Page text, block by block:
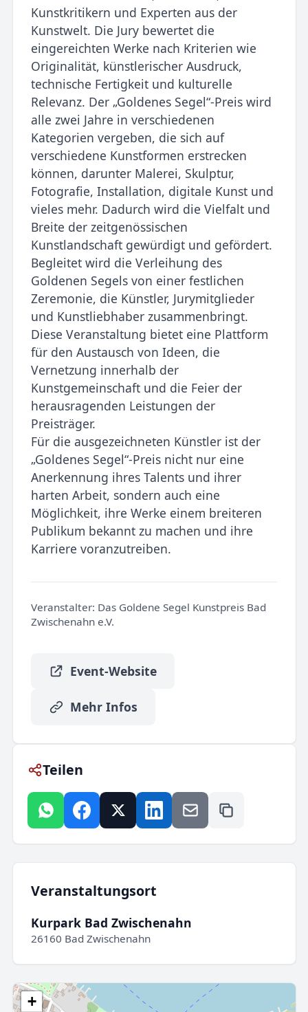
Kunstkritikern und Experten aus der
Kunstwelt. Die Jury bewertet die
eingereichten Werke nach Kriterien wie
Originalität, künstlerischer Ausdruck,
technische Fertigkeit und kulturelle
Relevanz. Der „Goldenes Segel“-Preis wird
alle zwei Jahre in verschiedenen
Kategorien vergeben, die sich auf
verschiedene Kunstformen erstrecken
können, darunter Malerei, Skulptur,
Fotografie, Installation, digitale Kunst und
vieles mehr. Dadurch wird die Vielfalt und
Breite der zeitgenössischen
Kunstlandschaft gewürdigt und gefördert.
Begleitet wird die Verleihung des
Goldenen Segels von einer festlichen
Zeremonie, die Künstler, Jurymitglieder
und Kunstliebhaber zusammenbringt.
Diese Veranstaltung bietet eine Plattform
für den Austausch von Ideen, die
Vernetzung innerhalb der
Kunstgemeinschaft und die Feier der
herausragenden Leistungen der
Preisträger.
Für die ausgezeichneten Künstler ist der
„Goldenes Segel“-Preis nicht nur eine
Anerkennung ihres Talents und ihrer
harten Arbeit, sondern auch eine
Möglichkeit, ihre Werke einem breiteren
Publikum bekannt zu machen und ihre
Karriere voranzutreiben.
Veranstalter: Das Goldene Segel Kunstpreis Bad
Zwischenahn e.V.
Event-Website
Mehr Infos
Teilen
Veranstaltungsort
Kurpark Bad Zwischenahn
26160 Bad Zwischenahn
+